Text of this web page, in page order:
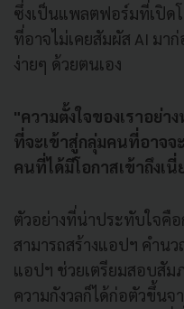
ซึ่งเป็นแพลตฟอร์มที่เปิด
ที่อาจไม่เคยสัมผัส AI มา
ง่ายๆ ด้วยตนเอง
"ความตั้งใจของเราอย่า
ที่จะเข้าสู่กลุ่มคนที่อาจจ
คนที่ได้มีโอกาสเข้าถึงเ
ตัวอย่างที่น่าประทับใจคื
สามารถสร้างแอปฯ คำน
แอปฯ ช่วยเตรียมสอบสั
ความกังวลก็ได้ก่อตัวขึ้นจ